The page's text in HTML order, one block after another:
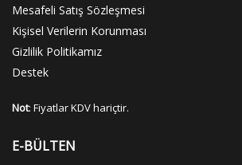
Mesafeli Satış Sözleşmesi
Kişisel Verilerin Korunması
Gizlilik Politikamız
Destek
Not: Fiyatlar KDV hariçtir.
E-BÜLTEN